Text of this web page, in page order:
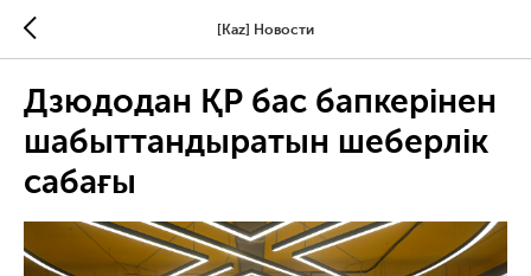
[Kaz] Новости
Дзюдодан ҚР бас бапкерінен
шабыттандыратын шеберлік
сабағы